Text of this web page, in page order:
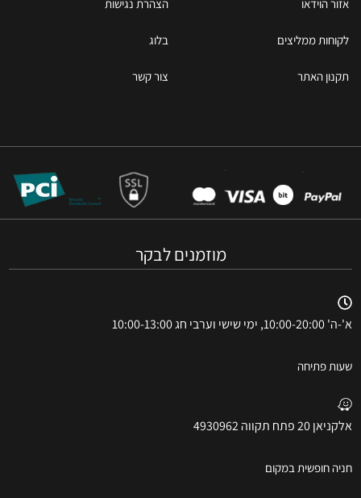
אזור הוידאו הצהרת נגישות
לקוחות ממליצים בלוג
תקנון האתר צור קשר
מוזמנים לבקר
א'-ה' 10:00-20:00, ימי שישי וערבי חג 10:00-13:00
שעות פתיחה
אלקניאן 20 פתח תקווה 4930962
חניה חופשית במקום